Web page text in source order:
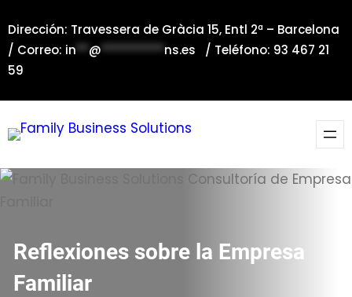
al
contenido
Dirección: Travessera de Gràcia 15, Entl 2ª – Barcelona
/ Correo: in**@**********ns.es / Teléfono: 93 467 21
59
Reflexiones sobre la Empresa
Familiar